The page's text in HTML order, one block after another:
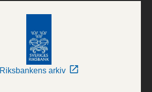
Riksbankens arkiv